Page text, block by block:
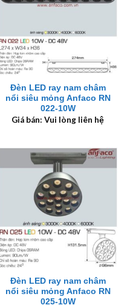
Đèn LED ray nam châm
nổi siêu mỏng Anfaco RN
022-10W
Giá bán: Vui lòng liên hệ
Đèn LED ray nam châm
nổi siêu mỏng Anfaco RN
025-10W